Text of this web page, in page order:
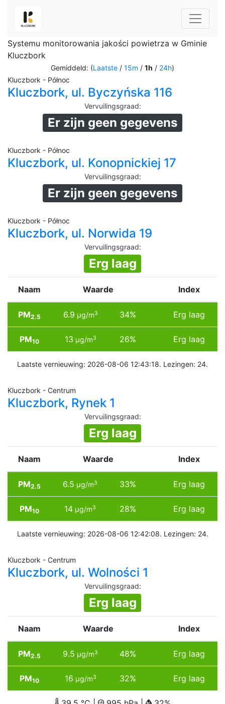
Systemu monitorowania jakości powietrza w Gminie
Kluczbork
Gemiddeld: (Laatste / 15m / 1h / 24h)
Kluczbork - Północ
Kluczbork, ul. Byczyńska 116
Vervuilingsgraad:
Er zijn geen gegevens
Kluczbork - Północ
Kluczbork, ul. Konopnickiej 17
Vervuilingsgraad:
Er zijn geen gegevens
Kluczbork - Północ
Kluczbork, ul. Norwida 19
Vervuilingsgraad:
Erg laag
Naam Waarde Index
PM2.5 6.9 µg/m3 34% Erg laag
PM10 13 µg/m3 26% Erg laag
Laatste vernieuwing: 2026-08-06 12:43:18. Lezingen: 24.
Kluczbork - Centrum
Kluczbork, Rynek 1
Vervuilingsgraad:
Erg laag
Naam Waarde Index
PM2.5 6.5 µg/m3 33% Erg laag
PM10 14 µg/m3 28% Erg laag
Laatste vernieuwing: 2026-08-06 12:42:08. Lezingen: 24.
Kluczbork - Centrum
Kluczbork, ul. Wolności 1
Vervuilingsgraad:
Erg laag
Naam Waarde Index
PM2.5 9.5 µg/m3 48% Erg laag
PM10 16 µg/m3 32% Erg laag